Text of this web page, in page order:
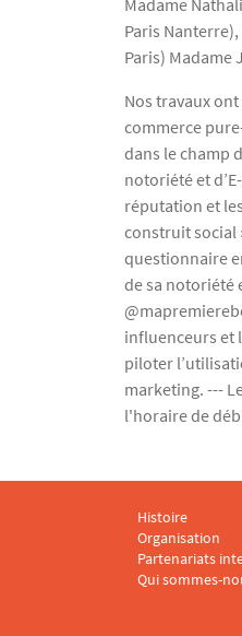
Madame
Paris
Paris) Madame
Nos travaux
commerce
dans le champ
notoriété et
réputation et
construit social
questionnaire
de sa notoriété
influenceurs et
piloter
marketing. ---
l'horaire de
Menu footer
Histoire
Organisation
Partenariats
Qui sommes-